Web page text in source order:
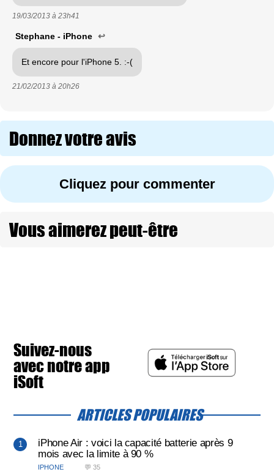
19/03/2013 à 23h41
Stephane - iPhone ↩
Et encore pour l'iPhone 5. :-(
21/02/2013 à 20h26
Donnez votre avis
Cliquez pour commenter
Vous aimerez peut-être
Suivez-nous
avec notre app
iSoft
ARTICLES POPULAIRES
iPhone Air : voici la capacité batterie après 9
mois avec la limite à 90 %
IPHONE 💬 35